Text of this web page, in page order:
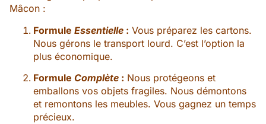
Mâcon :
Formule Essentielle : Vous préparez les cartons.
Nous gérons le transport lourd. C’est l’option la
plus économique.
Formule Complète : Nous protégeons et
emballons vos objets fragiles. Nous démontons
et remontons les meubles. Vous gagnez un temps
précieux.